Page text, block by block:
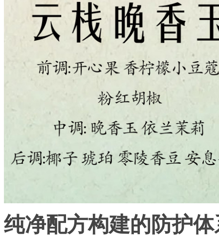
纯净配方构建的防护体